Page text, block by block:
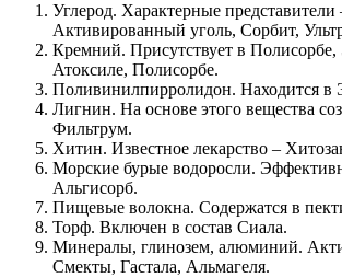
Углерод. Характерные представители
Активированный уголь, Сорбит,
Кремний. Присутствует в Полисорбе,
Атоксиле, Полисорбе.
Поливинилпирролидон. Находится в
Лигнин. На основе этого вещества
Фильтрум.
Хитин. Известное лекарство –
Морские бурые водоросли.
Альгисорб.
Пищевые волокна. Содержатся в
Торф. Включен в состав Сиала.
Минералы, глинозем, алюминий.
Смекты, Гастала, Альмагеля.